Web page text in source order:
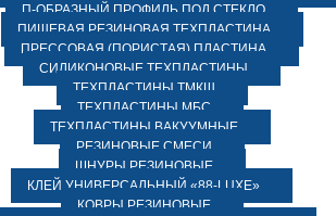
П-ОБРАЗНЫЙ ПРОФИЛЬ ПОД СТЕКЛО
ПИЩЕВАЯ РЕЗИНОВАЯ ТЕХПЛАСТИНА
ПРЕССОВАЯ (ПОРИСТАЯ) ПЛАСТИНА
СИЛИКОНОВЫЕ ТЕХПЛАСТИНЫ
ТЕХПЛАСТИНЫ ТМКЩ
ТЕХПЛАСТИНЫ МБС
ТЕХПЛАСТИНЫ ВАКУУМНЫЕ
РЕЗИНОВЫЕ СМЕСИ
ШНУРЫ РЕЗИНОВЫЕ
КЛЕЙ УНИВЕРСАЛЬНЫЙ «88-LUXE»
КОВРЫ РЕЗИНОВЫЕ